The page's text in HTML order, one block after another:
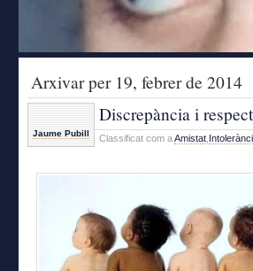
Arxivar per 19, febrer de 2014
Jaume Pubill
Discrepància i
Classificat com aAmistat